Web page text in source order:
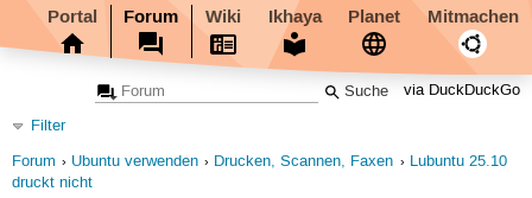
Portal Forum Wiki Ikhaya Planet Mitmachen
via DuckDuckGo
Filter
Forum
Ubuntu verwenden Drucken, Scannen, Faxen
Lubuntu 25.10
druckt nicht